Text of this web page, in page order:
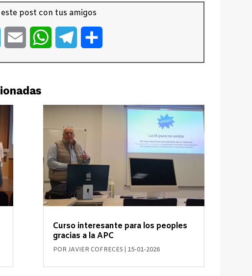
post con tus amigos
Twitter Email WhatsAppTelegram
Curso interesante para los peoples
gracias a la APC
POR JAVIER COFRECES 15-01-2026